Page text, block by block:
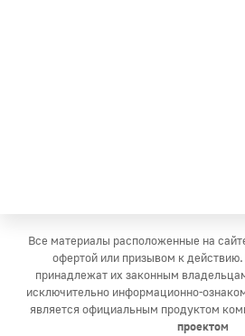
Все материалы расположенные на
офертой или призывом к
принадлежат их законным
исключительно информационно-
является официальным продуктом
проектом